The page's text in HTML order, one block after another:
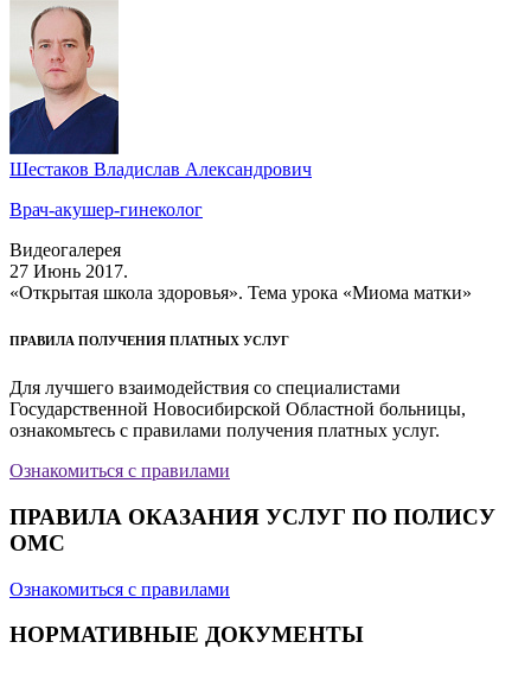
Шестаков Владислав Александрович
Врач-акушер-гинеколог
Видеогалерея
27 Июнь 2017.
«Открытая школа здоровья». Тема урока «Миома матки»
ПРАВИЛА ПОЛУЧЕНИЯ ПЛАТНЫХ УСЛУГ
Для лучшего взаимодействия со специалистами
Государственной Новосибирской Областной больницы,
ознакомьтесь с правилами получения платных услуг.
Ознакомиться с правилами
ПРАВИЛА ОКАЗАНИЯ УСЛУГ ПО ПОЛИСУ
ОМС
Ознакомиться с правилами
НОРМАТИВНЫЕ ДОКУМЕНТЫ